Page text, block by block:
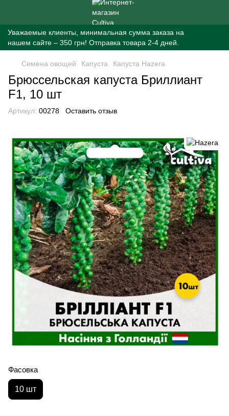
Уважаемые клиенты, минимальная сумма заказа на
нашем сайте – 350 грн! Отправка товара 2-4 дней.
Семена овощей Капуста Капуста Hazera
Брюссельская капуста Бриллиант
F1, 10 шт
Артикул: 00278 Оставить отзыв
Фасовка
10 шт